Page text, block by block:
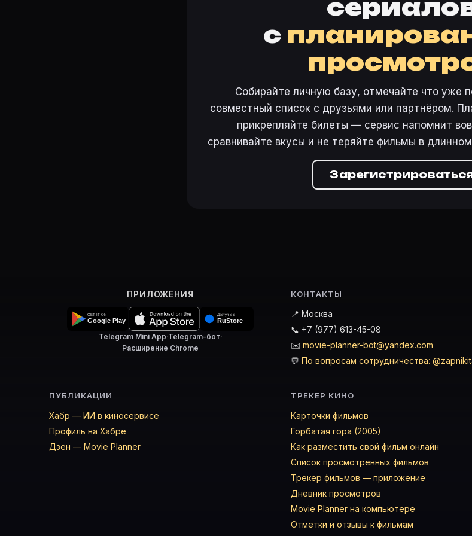
с
Собирайте личную базу, отмечайте что уже
совместный список с друзьями или партнёром.
прикрепляйте билеты — сервис напомнит
сравнивайте вкусы и не теряйте фильмы в
ПРИЛОЖЕНИЯ
Telegram Mini App·Telegram-бот·
Расширение Chrome
КОНТАКТЫ
📍 Москва
📞 +7 (977) 613-45-08
✉️ movie-planner-bot@yandex.com
💬 По вопросам сотрудничества:
ПУБЛИКАЦИИ
Хабр — ИИ в киносервисе
Профиль на Хабре
Дзен — Movie Planner
ТРЕКЕР КИНО
Карточки фильмов
Горбатая гора (2005)
Как разместить свой фильм онлайн
Список просмотренных фильмов
Трекер фильмов — приложение
Дневник просмотров
Movie Planner на компьютере
Отметки и отзывы к фильмам